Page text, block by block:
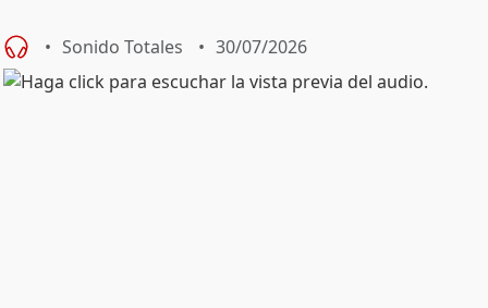
Sonido Totales 30/07/2026